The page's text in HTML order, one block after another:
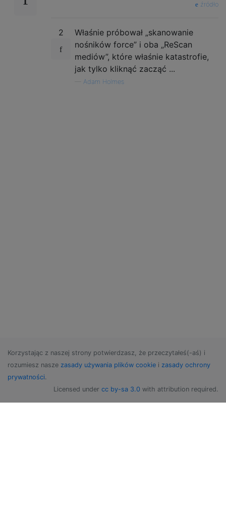
źródło
2
Właśnie próbował „skanowanie
nośników force” i oba „ReScan
mediów”, które właśnie katastrofie,
jak tylko kliknąć zacząć ...
Adam Holmes
Korzystając z naszej strony potwierdzasz, że przeczytałeś(-aś) i
rozumiesz nasze zasady używania plików cookie i zasady ochrony
prywatności.
Licensed under cc by-sa 3.0 with attribution required.